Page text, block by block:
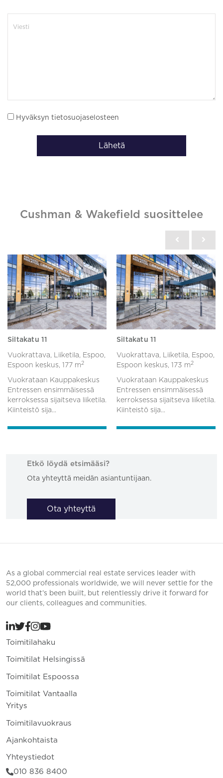
Hyväksyn tietosuojaselosteen
Lähetä
Cushman & Wakefield suosittelee
Siltakatu 11
Vuokrattava, Liiketila, Espoo,
Espoon keskus, 177 m 2
Vuokrataan Kauppakeskus
Entressen ensimmäisessä
kerroksessa sijaitseva liiketila.
Kiinteistö sija...
Siltakatu 11
Vuokrattava, Liiketila, Espoo,
Espoon keskus, 173 m 2
Vuokrataan Kauppakeskus
Entressen ensimmäisessä
kerroksessa sijaitseva liiketila.
Kiinteistö sija...
Etkö löydä etsimääsi?
Ota yhteyttä meidän asiantuntijaan.
Ota yhteyttä
As a global commercial real estate services leader with
52,000 professionals worldwide, we will never settle for the
world that’s been built, but relentlessly drive it forward for
our clients, colleagues and communities.
Toimitilahaku
Toimitilat Helsingissä
Toimitilat Espoossa
Toimitilat Vantaalla
Yritys
Toimitilavuokraus
Ajankohtaista
Yhteystiedot
010 836 8400